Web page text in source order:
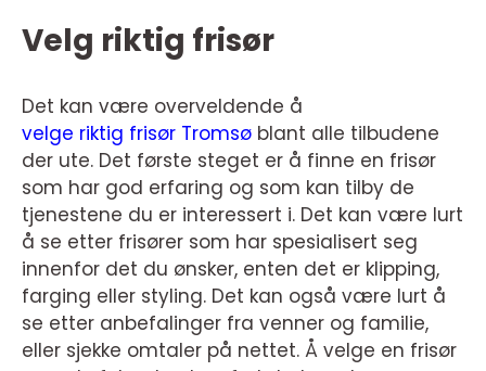
Velg riktig frisør
Det kan være overveldende å
velge riktig frisør Tromsø blant alle tilbudene
der ute. Det første steget er å finne en frisør
som har god erfaring og som kan tilby de
tjenestene du er interessert i. Det kan være lurt
å se etter frisører som har spesialisert seg
innenfor det du ønsker, enten det er klipping,
farging eller styling. Det kan også være lurt å
se etter anbefalinger fra venner og familie,
eller sjekke omtaler på nettet. Å velge en frisør